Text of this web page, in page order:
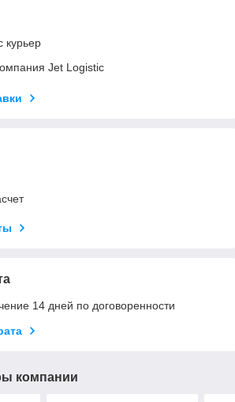
курьер
Jet Logistic
14 дней по договоренности
компании